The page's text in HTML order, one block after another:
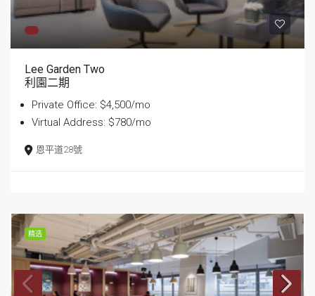
Lee Garden Two
利園二期
Private Office: $4,500/mo
Virtual Address: $780/mo
恩平道28號
精选